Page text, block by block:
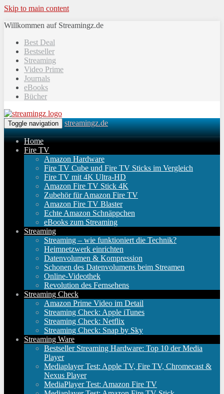
Skip to main content
Willkommen auf Streamingz.de
Best Deal
Bestseller
Streaming
Video Prime
Journals
eBooks
Bücher
Toggle navigation streamingz.de
Home
Fire TV
Amazon Hardware
Fire TV Cube und Fire TV Sticks im Vergleich
Fire TV mit 4K Ultra-HD
Amazon Fire TV Stick 4K
Zubehör für Amazon Fire TV
Amazon Fire TV Blaster
Echte Amazon Schnäppchen
eBooks zum Streaming
Streaming
Streaming – wie funktioniert die Technik?
Heimnetzwerk einrichten
Datenvolumen & Kompression
Schonen des Datenvolumens beim Streamen
Online-Videothek
Revolution des Fernsehens
Streaming Check
Amazon Prime Video im Detail
Streaming Check: Apple iTunes
Streaming Check: Netflix
Streaming Check: Snap by Sky
Streaming Ware
Bestseller Streaming Hardware: Top 10 der Media
Player
Mediaplayer Test: Apple TV, Fire TV, Chromecast &
Nexus Player
MediaPlayer Test: Amazon Fire TV